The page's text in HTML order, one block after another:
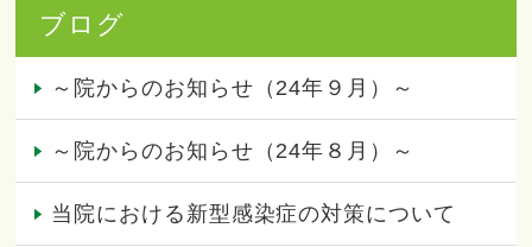
ブログ
～院からのお知らせ（24年９月）～
～院からのお知らせ（24年８月）～
当院における新型感染症の対策について